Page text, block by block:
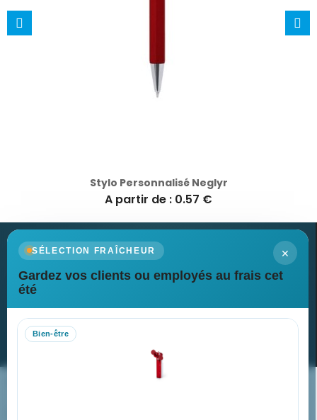
Stylo Personnalisé Neglyr
A partir de : 0.57 €
×
SÉLECTION FRAÎCHEUR
Gardez vos clients ou employés au frais cet
été
Bien-être
Newsletter
Recevez nos dernières nouvelles et nos offres spéciales
Nos expertises & accompagnement global